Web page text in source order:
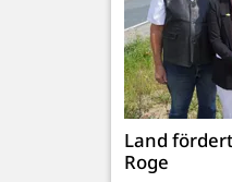
Land
Roge